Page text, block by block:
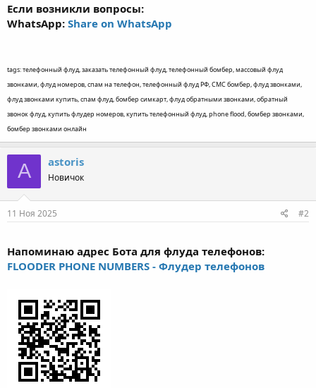
Если возникли вопросы:
WhatsApp: Share on WhatsApp
tags: телефонный флуд, заказать телефонный флуд, телефонный бомбер, массовый флуд
звонками, флуд номеров, спам на телефон, телефонный флуд РФ, СМС бомбер, флуд звонками,
флуд звонками купить, спам флуд, бомбер симкарт, флуд обратными звонками, обратный
звонок флуд, купить флудер номеров, купить телефонный флуд, phone flood, бомбер звонками,
бомбер звонками онлайн
A astoris
Новичок
11 Ноя 2025 #2
Напоминаю адрес Бота для флуда телефонов:
FLOODER PHONE NUMBERS - Флудер телефонов